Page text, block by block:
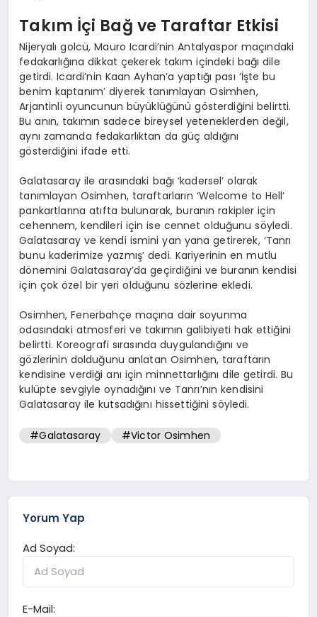
Takım İçi Bağ ve Taraftar Etkisi
Nijeryalı golcü, Mauro Icardi’nin Antalyaspor maçındaki
fedakarlığına dikkat çekerek takım içindeki bağı dile
getirdi. Icardi’nin Kaan Ayhan’a yaptığı pası ‘İşte bu
benim kaptanım’ diyerek tanımlayan Osimhen,
Arjantinli oyuncunun büyüklüğünü gösterdiğini belirtti.
Bu anın, takımın sadece bireysel yeteneklerden değil,
aynı zamanda fedakarlıktan da güç aldığını
gösterdiğini ifade etti.
Galatasaray ile arasındaki bağı ‘kadersel’ olarak
tanımlayan Osimhen, taraftarların ‘Welcome to Hell’
pankartlarına atıfta bulunarak, buranın rakipler için
cehennem, kendileri için ise cennet olduğunu söyledi.
Galatasaray ve kendi ismini yan yana getirerek, ‘Tanrı
bunu kaderimize yazmış’ dedi. Kariyerinin en mutlu
dönemini Galatasaray’da geçirdiğini ve buranın kendisi
için çok özel bir yeri olduğunu sözlerine ekledi.
Osimhen, Fenerbahçe maçına dair soyunma
odasındaki atmosferi ve takımın galibiyeti hak ettiğini
belirtti. Koreografi sırasında duygulandığını ve
gözlerinin dolduğunu anlatan Osimhen, taraftarın
kendisine verdiği anı için minnettarlığını dile getirdi. Bu
kulüpte sevgiyle oynadığını ve Tanrı’nın kendisini
Galatasaray ile kutsadığını hissettiğini söyledi.
#Galatasaray #Victor Osimhen
Yorum Yap
Ad Soyad:
E-Mail: